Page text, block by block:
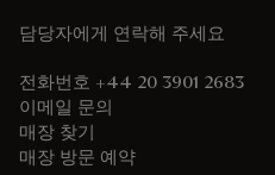
담당자에게 연락해 주세요
전화번호 +44 20 3901 2683
이메일 문의
매장 찾기
매장 방문 예약